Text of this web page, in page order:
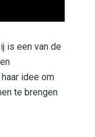
is een van de
idee om
te brengen